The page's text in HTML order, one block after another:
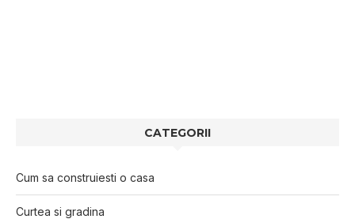
CATEGORII
Cum sa construiesti o casa
Curtea si gradina